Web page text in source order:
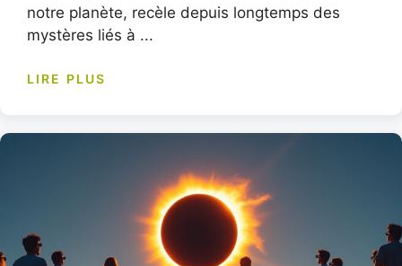
notre planète, recèle depuis longtemps des
mystères liés à ...
LIRE PLUS